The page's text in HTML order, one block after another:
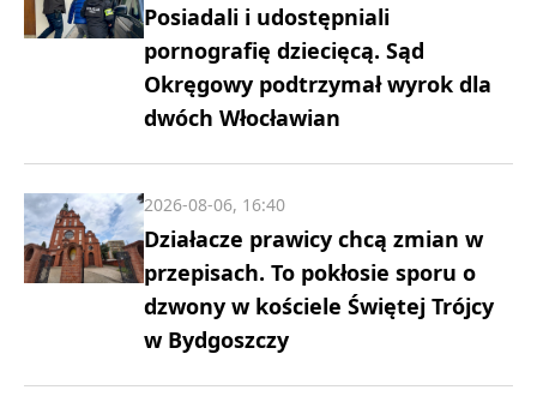
Posiadali i udostępniali
pornografię dziecięcą. Sąd
Okręgowy podtrzymał wyrok dla
dwóch Włocławian
Działacze prawicy chcą zmian w
przepisach. To pokłosie sporu o
dzwony w kościele Świętej Trójcy
w Bydgoszczy
2026-08-06, 16:40